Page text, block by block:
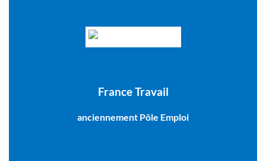
France Travail
anciennement Pôle Emploi